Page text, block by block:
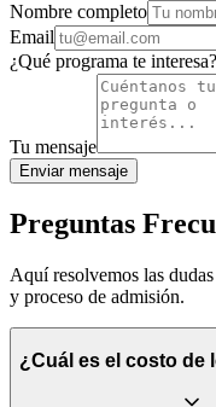
Nombre completo
Email
¿Qué programa te interesa?
Tu mensaje
Enviar mensaje
Preguntas
Aquí resolvemos las
y proceso de admisión.
¿Cuál es el costo de